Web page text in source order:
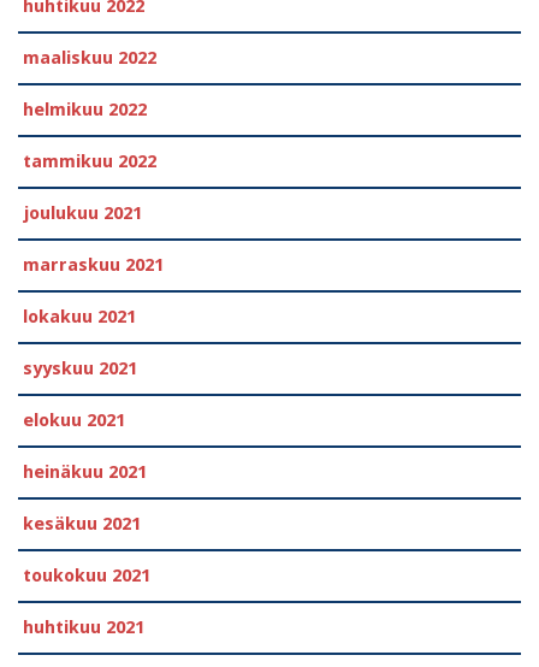
huhtikuu 2022
maaliskuu 2022
helmikuu 2022
tammikuu 2022
joulukuu 2021
marraskuu 2021
lokakuu 2021
syyskuu 2021
elokuu 2021
heinäkuu 2021
kesäkuu 2021
toukokuu 2021
huhtikuu 2021